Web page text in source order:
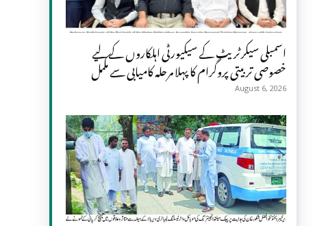
اسمبلی سیکرٹریٹ کے سیکیورٹی اہلکاروں کے لیے
خصوصی تربیتی پروگرام کا پہلا مرحلہ کامیابی سے مکمل
August 6, 2026